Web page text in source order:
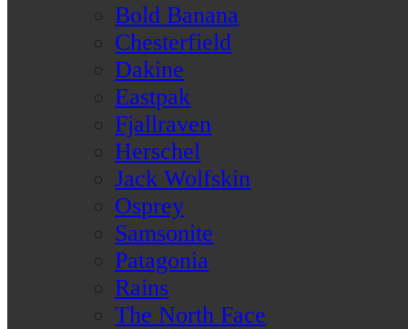
Bold Banana
Chesterfield
Dakine
Eastpak
Fjallraven
Herschel
Jack Wolfskin
Osprey
Samsonite
Patagonia
Rains
The North Face